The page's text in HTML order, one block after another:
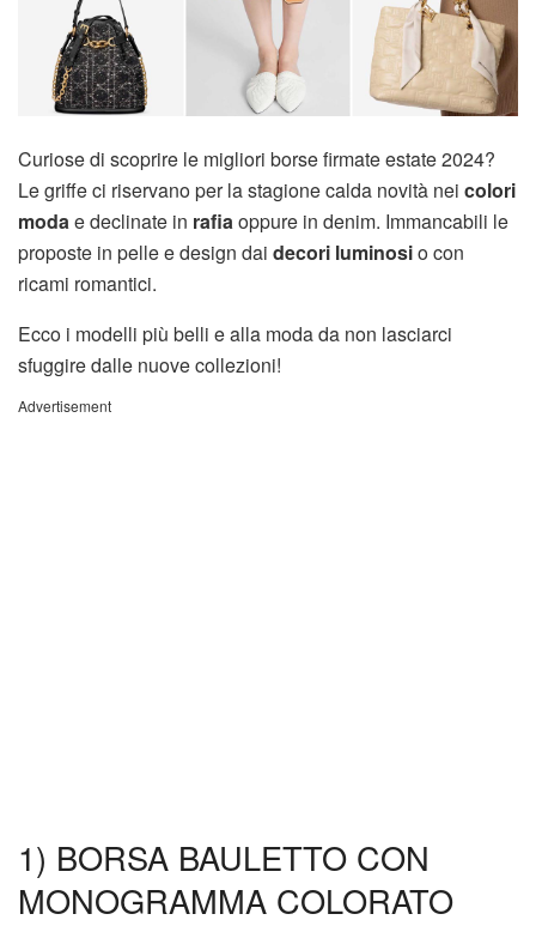
Curiose di scoprire le migliori borse firmate estate 2024?
Le griffe ci riservano per la stagione calda novità nei colori
moda e declinate in rafia oppure in denim. Immancabili le
proposte in pelle e design dai decori luminosio con
ricami romantici.
Ecco i modelli più belli e alla moda da non lasciarci
sfuggire dalle nuove collezioni!
Advertisement
1) BORSA BAULETTO CON
MONOGRAMMA COLORATO